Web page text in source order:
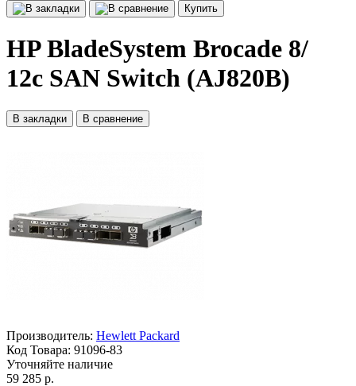
Купить
HP BladeSystem Brocade 8/
12c SAN Switch (AJ820B)
В закладки В сравнение
Производитель: Hewlett Packard
Код Товара: 91096-83
Уточняйте наличие
59 285 р.